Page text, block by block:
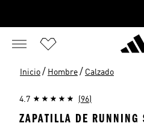
Inicio / Hombre / Calzado
4.7 (96)
ZAPATILLA DE RUNNING